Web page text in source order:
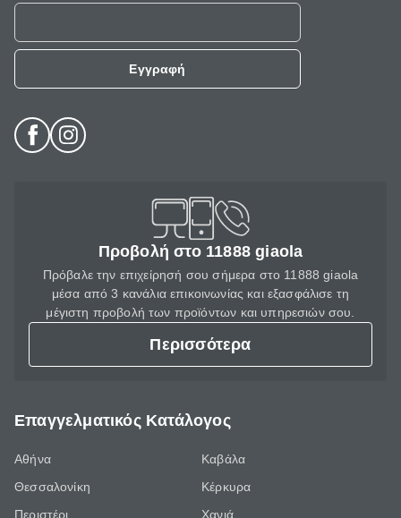
Εγγραφή
Προβολή στο 11888 giaola
Πρόβαλε την επιχείρησή σου σήμερα στο 11888 giaola
μέσα από 3 κανάλια επικοινωνίας και εξασφάλισε τη
μέγιστη προβολή των προϊόντων και υπηρεσιών σου.
Περισσότερα
Επαγγελματικός Κατάλογος
Αθήνα
Θεσσαλονίκη
Περιστέρι
Καβάλα
Κέρκυρα
Χανιά